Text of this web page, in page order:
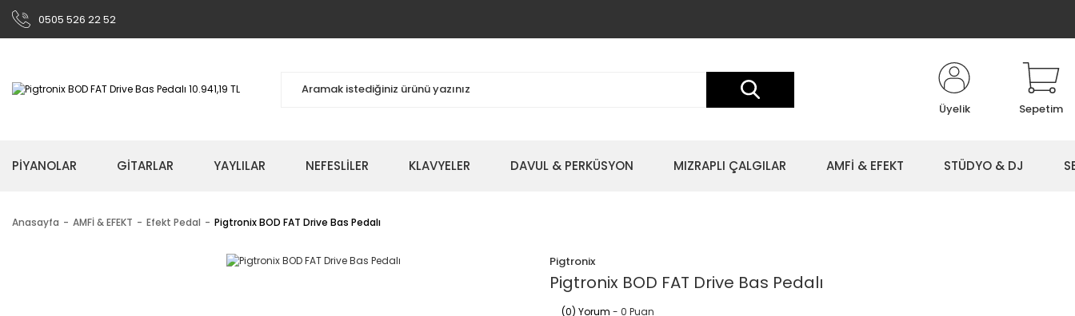
0505 526 22 52
Üyelik Sepetim
PİYANOLAR GİTARLAR YAYLILAR NEFESLİLER KLAVYELER DAVUL & PERKÜSYON MIZRAPLI ÇALGILAR AMFİ & EFEKT STÜDYO & DJ
Anasayfa AMFİ & EFEKT Efekt Pedal Pigtronix BOD FAT Drive Bas Pedalı
Pigtronix
Pigtronix BOD FAT Drive Bas Pedalı
(0) Yorum - 0 Puan